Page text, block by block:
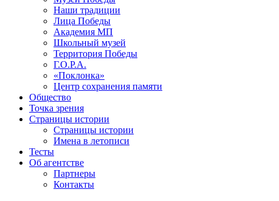
Наши традиции
Лица Победы
Академия МП
Школьный музей
Территория Победы
Г.О.Р.А.
«Поклонка»
Центр сохранения памяти
Общество
Точка зрения
Страницы истории
Страницы истории
Имена в летописи
Тесты
Об агентстве
Партнеры
Контакты